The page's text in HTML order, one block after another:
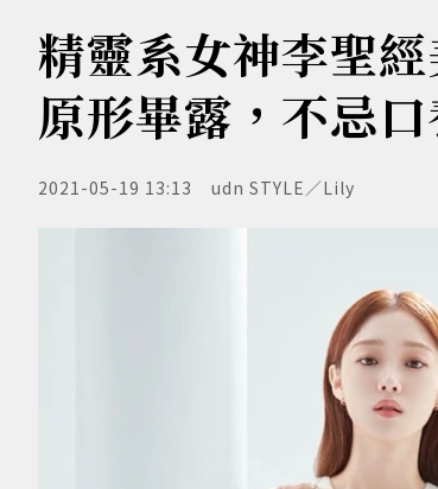
精靈系女神李聖
原形畢露，不忌
2021-05-19 13:13 udn STYLE／Lily